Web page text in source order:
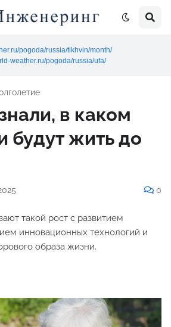
pogoda/russia/tikhvin/month/
weather.ru/pogoda/russia/ufa/
в каком
будут жить до
0
такой рост с развитием
инновационных технологий и
образа жизни.